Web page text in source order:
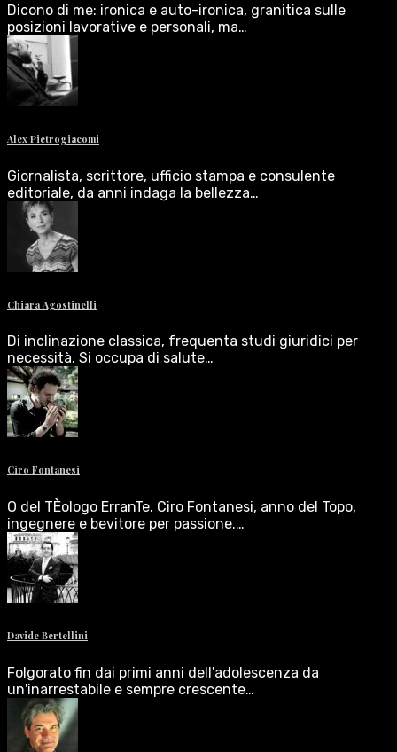
Dicono di me: ironica e auto-ironica, granitica sulle
posizioni lavorative e personali, ma…
Alex Pietrogiacomi
Giornalista, scrittore, ufficio stampa e consulente
editoriale, da anni indaga la bellezza…
Chiara Agostinelli
Di inclinazione classica, frequenta studi giuridici per
necessità. Si occupa di salute…
Ciro Fontanesi
O del TÈologo ErranTe. Ciro Fontanesi, anno del Topo,
ingegnere e bevitore per passione.…
Davide Bertellini
Folgorato fin dai primi anni dell'adolescenza da
un'inarrestabile e sempre crescente…